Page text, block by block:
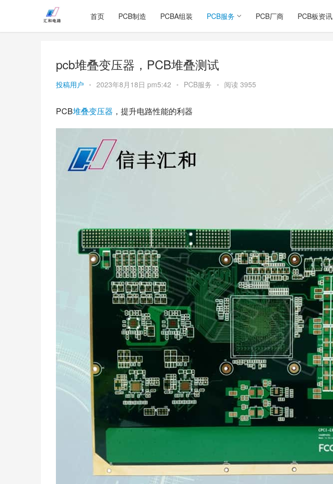
首页 PCB制造 PCBA组装 PCB服务 PCB厂商 PCB板资讯
pcb堆叠变压器，PCB堆叠测试
投稿用户 • 2023年8月18日 pm5:42 • PCB服务 • 阅读 3955
PCB堆叠变压器 ，提升电路性能的利器